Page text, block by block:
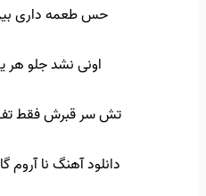
حس طعمه داری
اونی نشد جلو هر
تش سر قبرش فقط
دانلود آهنگ نا